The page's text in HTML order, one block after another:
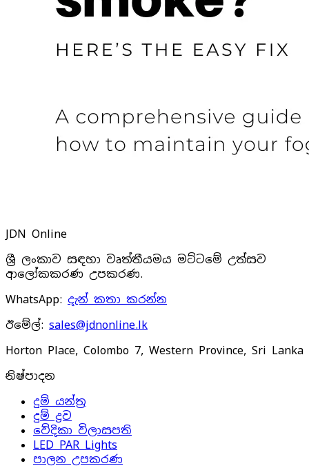
JDN Online
ශ්‍රී ලංකාව සඳහා වෘත්තීයමය මට්ටමේ උත්සව
ආලෝකකරණ උපකරණ.
WhatsApp: දැන් කතා කරන්න
ඊමේල්: sales@jdnonline.lk
Horton Place, Colombo 7, Western Province, Sri Lanka
නිෂ්පාදන
දුම් යන්ත්‍ර
දුම් ද්‍රව
වේදිකා විලාසපති
LED PAR Lights
පාලන උපකරණ